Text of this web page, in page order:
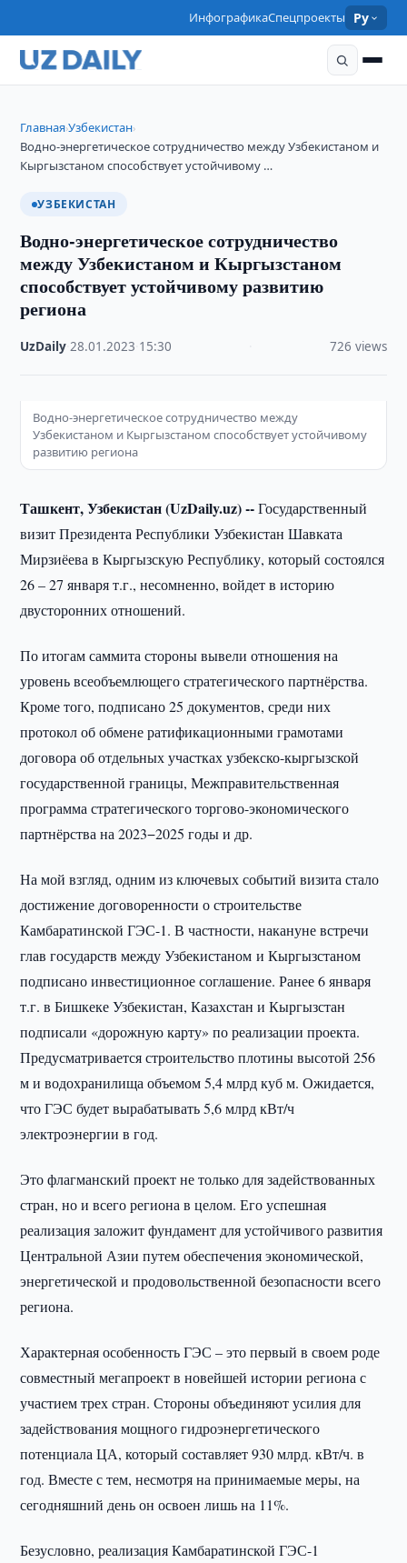
ИнфографикаСпецпроекты Ру
Главная›Узбекистан›
Водно-энергетическое сотрудничество между Узбекистаном и
Кыргызстаном способствует устойчивому …
УЗБЕКИСТАН
Водно-энергетическое сотрудничество
между Узбекистаном и Кыргызстаном
способствует устойчивому развитию
региона
UzDaily ·28.01.2023 15:30 726 views
Водно-энергетическое сотрудничество между
Узбекистаном и Кыргызстаном способствует устойчивому
развитию региона
Ташкент, Узбекистан (UzDaily.uz) --Государственный
визит Президента Республики Узбекистан Шавката
Мирзиёева в Кыргызскую Республику, который состоялся
26 – 27 января т.г., несомненно, войдет в историю
двусторонних отношений.
По итогам саммита стороны вывели отношения на
уровень всеобъемлющего стратегического партнёрства.
Кроме того, подписано 25 документов, среди них
протокол об обмене ратификационными грамотами
договора об отдельных участках узбекско-кыргызской
государственной границы, Межправительственная
программа стратегического торгово-экономического
партнёрства на 2023−2025 годы и др.
На мой взгляд, одним из ключевых событий визита стало
достижение договоренности о строительстве
Камбаратинской ГЭС-1. В частности, накануне встречи
глав государств между Узбекистаном и Кыргызстаном
подписано инвестиционное соглашение. Ранее 6 января
т.г. в Бишкеке Узбекистан, Казахстан и Кыргызстан
подписали «дорожную карту» по реализации проекта.
Предусматривается строительство плотины высотой 256
м и водохранилища объемом 5,4 млрд куб м. Ожидается,
что ГЭС будет вырабатывать 5,6 млрд кВт/ч
электроэнергии в год.
Это флагманский проект не только для задействованных
стран, но и всего региона в целом. Его успешная
реализация заложит фундамент для устойчивого развития
Центральной Азии путем обеспечения экономической,
энергетической и продовольственной безопасности всего
региона.
Характерная особенность ГЭС – это первый в своем роде
совместный мегапроект в новейшей истории региона с
участием трех стран. Стороны объединяют усилия для
задействования мощного гидроэнергетического
потенциала ЦА, который составляет 930 млрд. кВт/ч. в
год. Вместе с тем, несмотря на принимаемые меры, на
сегодняшний день он освоен лишь на 11%.
Безусловно, реализация Камбаратинской ГЭС-1